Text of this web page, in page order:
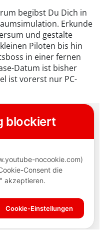
begibst Du Dich in
Erkunde
und gestalte
Piloten bis hin
in einer fernen
Datum ist bisher
ist vorerst nur PC-